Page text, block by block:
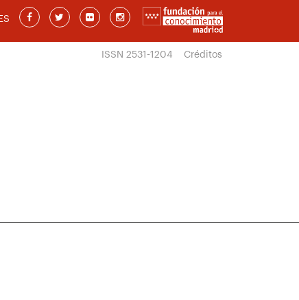
ISSN 2531-1204 Créditos